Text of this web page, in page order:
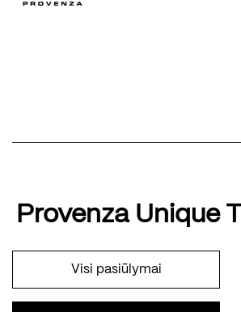
Provenza Unique
Visi pasiūlymai